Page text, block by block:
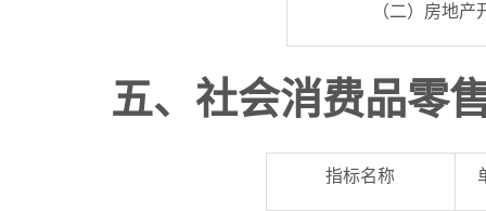
（二）房地产
五、社会消费品零
指标名称